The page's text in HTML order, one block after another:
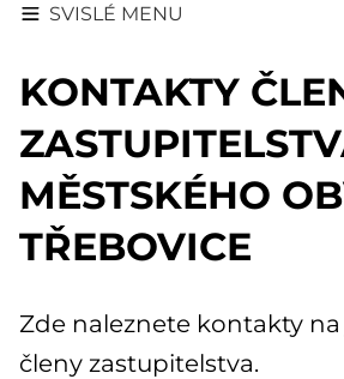
SVISLÉ MENU
KONTAKTY
MĚSTSKÉHO
TŘEBOVICE
Zde naleznete kontakty
členy zastupitelstva.